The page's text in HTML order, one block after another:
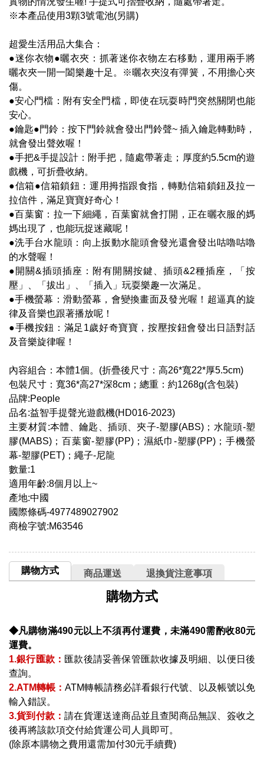
※本產品使用3顆3號電池(另購)
超愛生活用品大集合：
●迷你衣物●曬衣夾：抓著迷你衣物左右移動，運用兩手將
曬衣夾一開一闔樂趣十足。※曬衣夾沒有彈簧，不用擔心夾
傷。
●安心門檔：附有安全門檔，即使在玩耍時門突然關閉也能
安心。
●鑰匙●門鈴：按下門鈴就會發出門鈴聲~ 插入鑰匙轉動時，
就會發出聲效喔！
●手把&手提設計：附手把，隨處帶著走；厚度約5.5cm的遊
戲機，可折疊收納。
●信箱●信箱鎖鈕：運用拇指跟食指，轉動信箱鎖鈕及拉一
拉信件，滿足寶寶好奇心！
●百葉窗：拉一下細繩，百葉窗就會打開，正在曬衣服的媽
媽出現了，也能玩捉迷藏呢！
●洗手台水龍頭：向上扳動水龍頭會發光還會發出咕嚕咕嚕
的水聲喔！
●開關&插頭插座：附有開關按鍵、插頭&2種插座，「按
壓」、「拔出」、「插入」玩耍樂趣一次滿足。
●手機螢幕：滑動螢幕，會變換畫面及發光喔！超逼真的旋
律及音樂也跟著播放呢！
●手機按鈕：滿足1歲好奇寶寶，按壓按鈕會發出日語對話
及音樂旋律喔！
內容組合：本體1個。(折疊後尺寸：高26*寬22*厚5.5cm)
包裝尺寸：寬36*高27*深8cm；總重：約1268g(含包裝)
品牌:People
品名:益智手提聲光遊戲機(HD016-2023)
主要材質:本體、鑰匙、插頭、夾子-塑膠(ABS)；水龍頭-塑
膠(MABS)；百葉窗-塑膠(PP)；濕紙巾-塑膠(PP)；手機螢
幕-塑膠(PET)；繩子-尼龍
數量:1
適用年齡:8個月以上~
產地:中國
國際條碼-4977489027902
商檢字號:M63546
購物方式 商品運送 退換貨注意事項
購物方式
◆凡購物滿490元以上不須再付運費，未滿490需酌收80元
運費。
1.銀行匯款： 匯款後請妥善保管匯款收據及明細、以便日後
查詢。
2.ATM轉帳：ATM轉帳請務必詳看銀行代號、以及帳號以免
輸入錯誤。
3.貨到付款：請在貨運送達商品並且查閱商品無誤、簽收之
後再將該款項交付給貨運公司人員即可。
(除原本購物之費用還需加付30元手續費)